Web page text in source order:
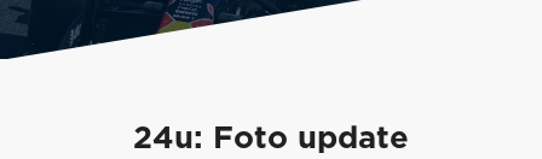
24u: Foto update